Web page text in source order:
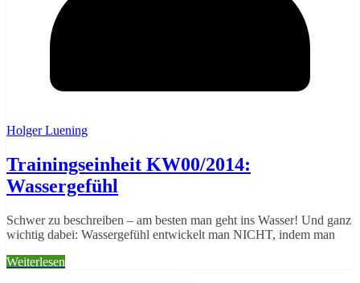
Holger Luening
Trainingseinheit KW00/2014:
Wassergefühl
Schwer zu beschreiben – am besten man geht ins Wasser! Und ganz
wichtig dabei: Wassergefühl entwickelt man NICHT, indem man
Weiterlesen